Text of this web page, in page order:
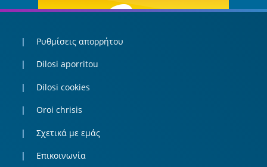
Ρυθμίσεις απορρήτου
Dilosi aporritou
Dilosi cookies
Oroi chrisis
Σχετικά με εμάς
Επικοινωνία